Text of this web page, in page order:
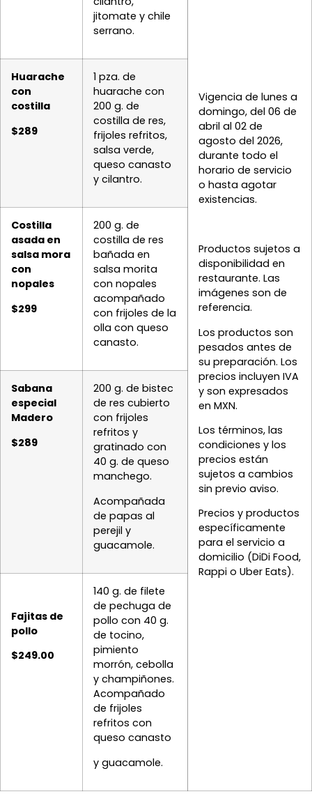
jitomate y chile
serrano.
Vigencia de lunes a
domingo, del 06 de
abril al 02 de
agosto del 2026,
durante todo el
horario de servicio
o hasta agotar
existencias.
Productos sujetos a
disponibilidad en
restaurante. Las
imágenes son de
referencia.
Los productos son
pesados antes de
su preparación. Los
precios incluyen IVA
y son expresados
en MXN.
Los términos, las
condiciones y los
precios están
sujetos a cambios
sin previo aviso.
Precios y productos
específicamente
para el servicio a
domicilio (DiDi Food,
Rappi o Uber Eats).
Huarache
con
costilla
$289
1 pza. de
huarache con
200 g. de
costilla de res,
frijoles refritos,
salsa verde,
queso canasto
y cilantro.
Costilla
asada en
salsa mora
con
nopales
$299
200 g. de
costilla de res
bañada en
salsa morita
con nopales
acompañado
con frijoles de la
olla con queso
canasto.
Sabana
especial
Madero
$289
200 g. de bistec
de res cubierto
con frijoles
refritos y
gratinado con
40 g. de queso
manchego.
Acompañada
de papas al
perejil y
guacamole.
Fajitas de
pollo
$249.00
140 g. de filete
de pechuga de
pollo con 40 g.
de tocino,
pimiento
morrón, cebolla
y champiñones.
Acompañado
de frijoles
refritos con
queso canasto
y guacamole.